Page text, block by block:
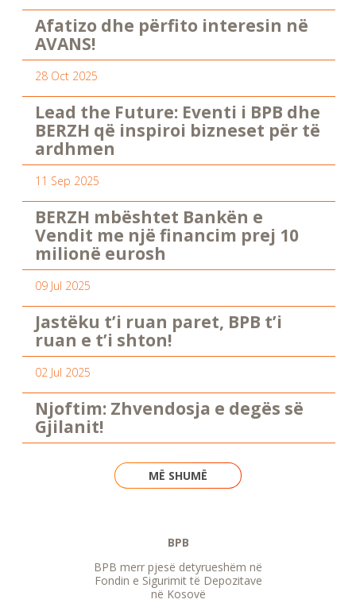
Afatizo dhe përfito interesin në
AVANS!
28 Oct 2025
Lead the Future: Eventi i BPB dhe
BERZH që inspiroi bizneset për të
ardhmen
11 Sep 2025
BERZH mbështet Bankën e
Vendit me një financim prej 10
milionë eurosh
09 Jul 2025
Jastëku t’i ruan paret, BPB t’i
ruan e t’i shton!
02 Jul 2025
Njoftim: Zhvendosja e degës së
Gjilanit!
MË SHUMË
BPB
BPB merr pjesë detyrueshëm në
Fondin e Sigurimit të Depozitave
në Kosovë